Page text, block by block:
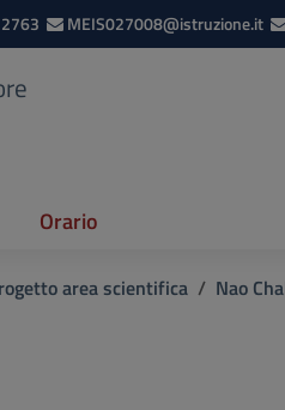
MEIS027008@istruzione.it
Orario
area scientifica Nao